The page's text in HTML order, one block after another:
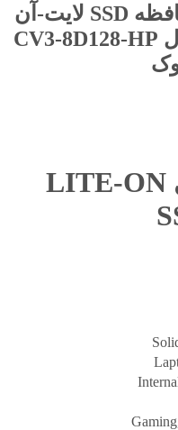
حافظه SSD لایت-آن
اصلی سایز M.2 2280 مدل CV3-8D128-HP
حافظه اس اس دی LITE-ON